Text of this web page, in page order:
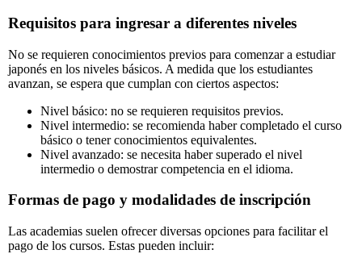
Requisitos para ingresar a diferentes niveles
No se requieren conocimientos previos para comenzar a estudiar
japonés en los niveles básicos. A medida que los estudiantes
avanzan, se espera que cumplan con ciertos aspectos:
Nivel básico: no se requieren requisitos previos.
Nivel intermedio: se recomienda haber completado el curso
básico o tener conocimientos equivalentes.
Nivel avanzado: se necesita haber superado el nivel
intermedio o demostrar competencia en el idioma.
Formas de pago y modalidades de inscripción
Las academias suelen ofrecer diversas opciones para facilitar el
pago de los cursos. Estas pueden incluir: